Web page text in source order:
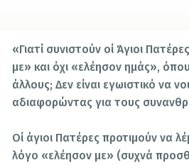
«Γιατί συνιστούν οί Άγιοι
με» και όχι «ελέησον ημάς»,
άλλους; Δεν είναι εγωιστικό να
αδιαφορώντας για τους
Οί άγιοι Πατέρες προτιμούν να
λόγο «ελέησον με» (συχνά